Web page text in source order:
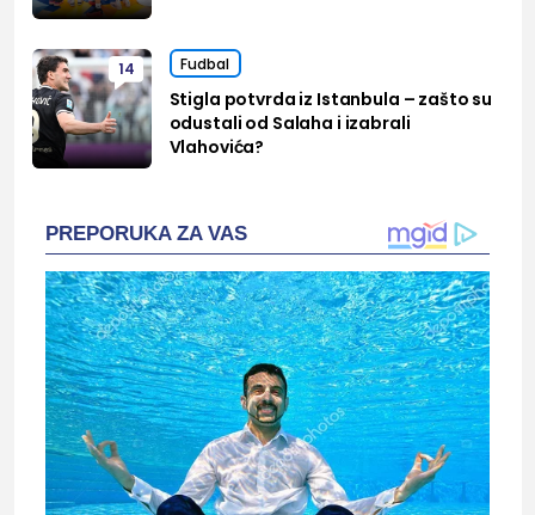
14 Fudbal
Stigla potvrda iz Istanbula – zašto su
odustali od Salaha i izabrali
Vlahovića?
PREPORUKA ZA VAS